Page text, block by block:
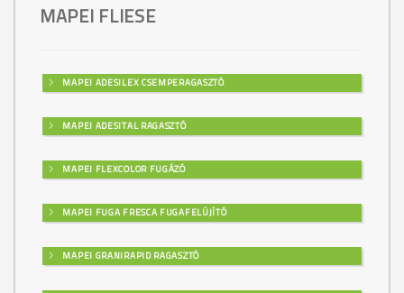
MAPEI FLIESE
MAPEI ADESILEX CSEMPERAGASZTÓ
MAPEI ADESITAL RAGASZTÓ
MAPEI FLEXCOLOR FUGÁZÓ
MAPEI FUGA FRESCA FUGAFELÚJÍTÓ
MAPEI GRANIRAPID RAGASZTÓ